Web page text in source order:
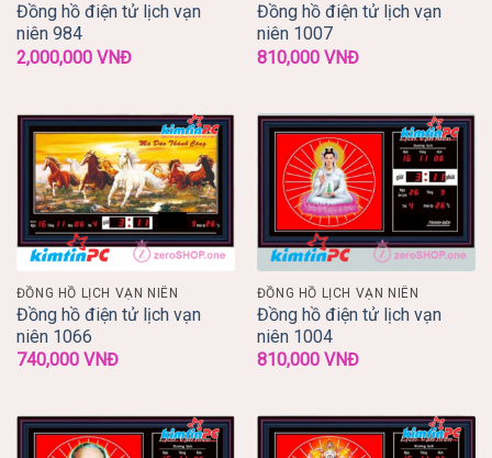
Đồng hồ điện tử lịch vạn
niên 984
2,000,000 VNĐ
Đồng hồ điện tử lịch vạn
niên 1007
810,000 VNĐ
ĐỒNG HỒ LỊCH VẠN NIÊN
Đồng hồ điện tử lịch vạn
niên 1066
740,000 VNĐ
ĐỒNG HỒ LỊCH VẠN NIÊN
Đồng hồ điện tử lịch vạn
niên 1004
810,000 VNĐ